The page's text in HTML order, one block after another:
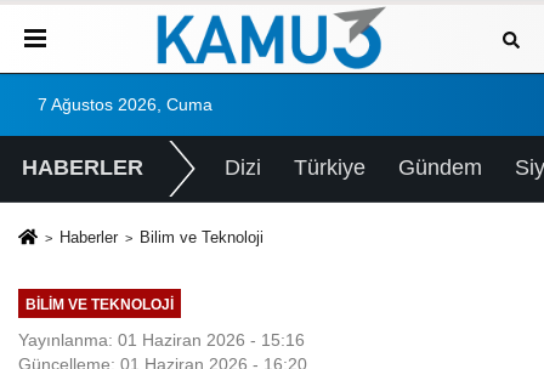
7 Ağustos 2026, Cuma
HABERLER Dizi Türkiye Gündem
Haberler Bilim ve Teknoloji
BILIM VE TEKNOLOJI
Yayınlanma: 01 Haziran 2026 - 15:16
Güncelleme: 01 Haziran 2026 - 16:20